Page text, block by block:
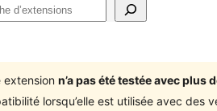
extension n’a pas été testée avec
lorsqu’elle est utilisée avec des